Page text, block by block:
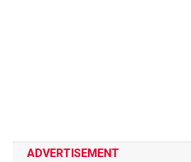
ADVERTISEMENT